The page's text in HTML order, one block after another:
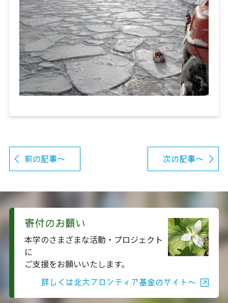
前の記事へ 次の記事へ
寄付のお願い
本学のさまざまな活動・プロジェクト
に
ご支援をお願いいたします。
詳しくは北大フロンティア基金のサイトへ